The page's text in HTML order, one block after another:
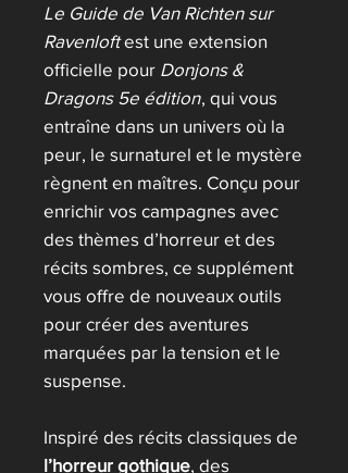
Le Guide de Van Richten sur
Ravenloftest une extension
officielle pour Donjons &
Dragons 5e édition , qui vous
entraîne dans un univers où la
peur, le surnaturel et le mystère
règnent en maîtres. Conçu pour
enrichir vos campagnes avec
des thèmes d’horreur et des
récits sombres, ce supplément
vous offre de nouveaux outils
pour créer des aventures
marquées par la tension et le
suspense.
Inspiré des récits classiques de
l’horreur gothique , des